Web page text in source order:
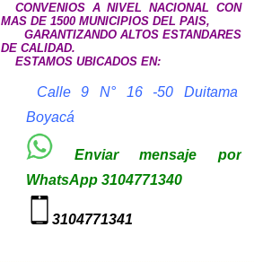
CONVENIOS A NIVEL NACIONAL CON
MAS DE 1500 MUNICIPIOS DEL PAIS,
GARANTIZANDO ALTOS ESTANDARES
DE CALIDAD.
ESTAMOS UBICADOS EN:
Calle 9 N° 16 -50 Duitama
Boyacá
Enviar mensaje por
WhatsApp 3104771340
3104771341